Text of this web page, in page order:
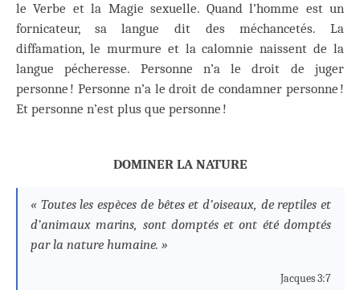
le Verbe et la Magie sexuelle. Quand l’homme est un
fornicateur, sa langue dit des méchancetés. La
diffamation, le murmure et la calomnie naissent de la
langue pécheresse. Personne n’a le droit de juger
personne ! Personne n’a le droit de condamner personne !
Et personne n’est plus que personne !
DOMINER LA NATURE
« Toutes les espèces de bêtes et d’oiseaux, de reptiles et
d’animaux marins, sont domptés et ont été domptés
par la nature humaine. »
Jacques 3:7